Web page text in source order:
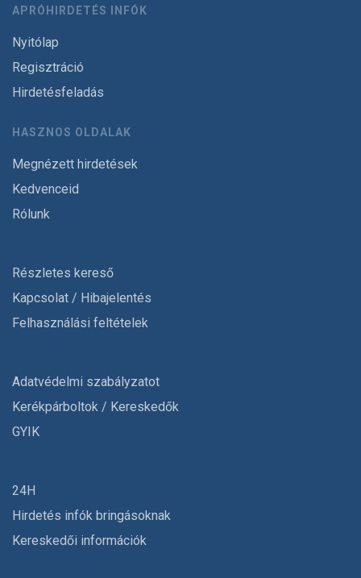
APRÓHIRDETÉS INFÓK
Nyitólap
Regisztráció
Hirdetésfeladás
HASZNOS OLDALAK
Megnézett hirdetések
Kedvenceid
Rólunk
Részletes kereső
Kapcsolat / Hibajelentés
Felhasználási feltételek
Adatvédelmi szabályzatot
Kerékpárboltok / Kereskedők
GYIK
24H
Hirdetés infók bringásoknak
Kereskedői információk